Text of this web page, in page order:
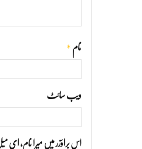
نام *
ویب‌ سائٹ
اس براؤزر میں میرا نام،